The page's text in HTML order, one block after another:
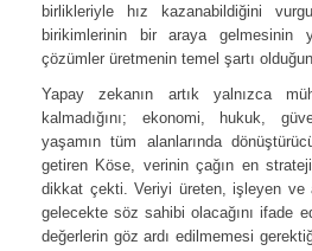
birlikleriyle hız kazanabildiğini
birikimlerinin bir araya gelmesinin
çözümler üretmenin temel şartı
Yapay zekanın artık yalnızca
kalmadığını; ekonomi, hukuk,
yaşamın tüm alanlarında
getiren Köse, verinin çağın en
dikkat çekti. Veriyi üreten, işleyen ve
gelecekte söz sahibi olacağını ifade
değerlerin göz ardı edilmemesi